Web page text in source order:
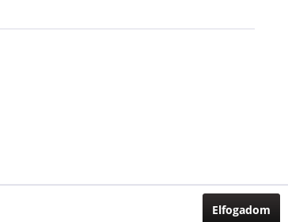
Elfogadom